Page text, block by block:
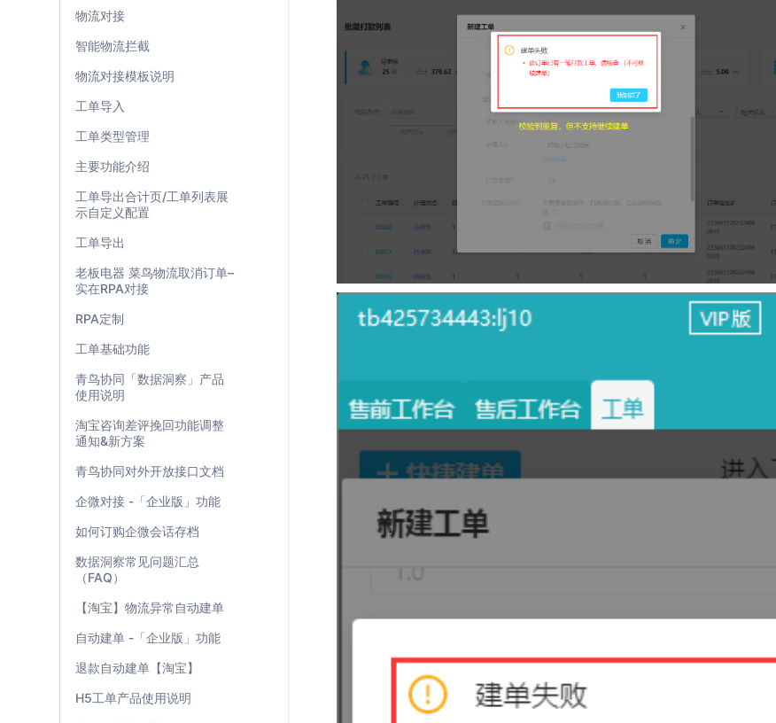
物流对接
智能物流拦截
物流对接模板说明
工单导入
工单类型管理
主要功能介绍
工单导出合计页/工单列表展
示自定义配置
工单导出
老板电器 菜鸟物流取消订单–
实在RPA对接
RPA定制
工单基础功能
青鸟协同「数据洞察」产品
使用说明
淘宝咨询差评挽回功能调整
通知&新方案
青鸟协同对外开放接口文档
企微对接 -「企业版」功能
如何订购企微会话存档
数据洞察常见问题汇总
（FAQ）
【淘宝】物流异常自动建单
自动建单 -「企业版」功能
退款自动建单【淘宝】
H5工单产品使用说明